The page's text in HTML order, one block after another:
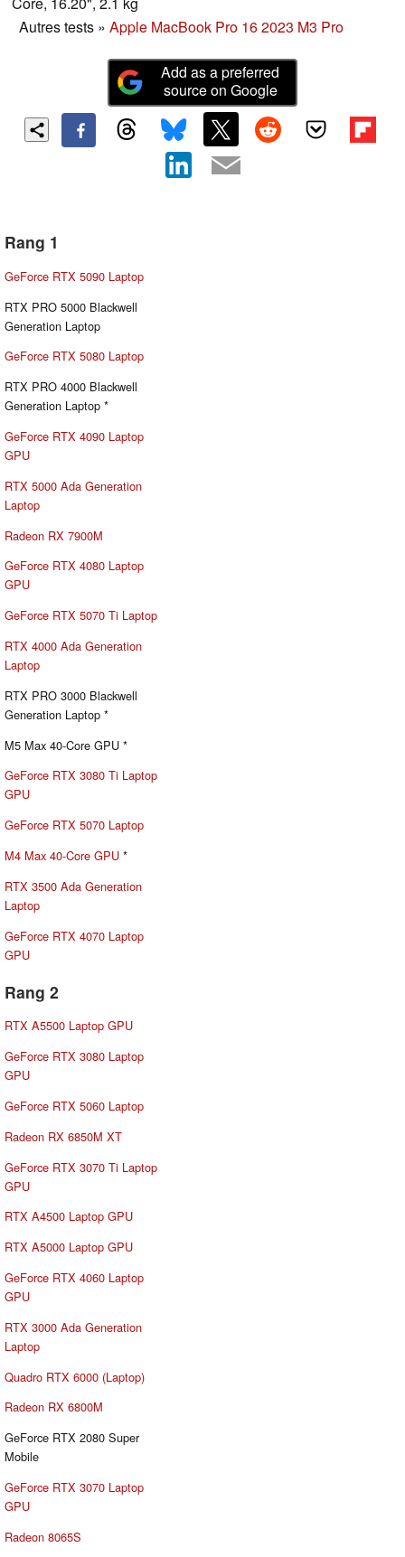
Autres tests » Apple MacBook Pro 16 2023 M3 Pro
Add as a preferred
source on Google
Rang 1
GeForce RTX 5090 Laptop
RTX PRO 5000 Blackwell
Generation Laptop
GeForce RTX 5080 Laptop
RTX PRO 4000 Blackwell
Generation Laptop *
GeForce RTX 4090 Laptop
GPU
RTX 5000 Ada Generation
Laptop
Radeon RX 7900M
GeForce RTX 4080 Laptop
GPU
GeForce RTX 5070 Ti Laptop
RTX 4000 Ada Generation
Laptop
RTX PRO 3000 Blackwell
Generation Laptop *
M5 Max 40-Core GPU *
GeForce RTX 3080 Ti Laptop
GPU
GeForce RTX 5070 Laptop
M4 Max 40-Core GPU *
RTX 3500 Ada Generation
Laptop
GeForce RTX 4070 Laptop
GPU
Rang 2
RTX A5500 Laptop GPU
GeForce RTX 3080 Laptop
GPU
GeForce RTX 5060 Laptop
Radeon RX 6850M XT
GeForce RTX 3070 Ti Laptop
GPU
RTX A4500 Laptop GPU
RTX A5000 Laptop GPU
GeForce RTX 4060 Laptop
GPU
RTX 3000 Ada Generation
Laptop
Quadro RTX 6000 (Laptop)
Radeon RX 6800M
GeForce RTX 2080 Super
Mobile
GeForce RTX 3070 Laptop
GPU
Radeon 8065S